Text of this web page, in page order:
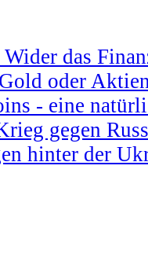
das
oder
- eine
gegen
hinter der